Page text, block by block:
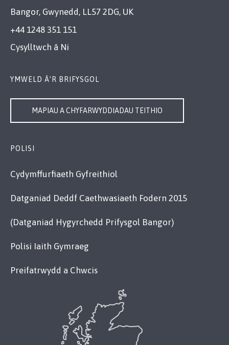
Bangor, Gwynedd, LL57 2DG, UK
+44 1248 351 151
Cysylltwch â Ni
YMWELD Â’R BRIFYSGOL
MAPIAU A CHYFARWYDDIADAU TEITHIO
POLISI
Cydymffurfiaeth Gyfreithiol
Datganiad Deddf Caethwasiaeth Fodern 2015
(Datganiad Hygyrchedd Prifysgol Bangor)
Polisi Iaith Gymraeg
Preifatrwydd a Chwcis